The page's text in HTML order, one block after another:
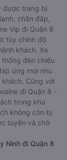
được trang bị
chăn đắp,
Vip đi Quận 8
tùy chỉnh độ
khách. Xe
đèn chiếu
ứng mọi nhu
Cũng với
đi Quận 8 -
trong khu
không còn bị
tuyến và chờ
Ninh đi Quận 8